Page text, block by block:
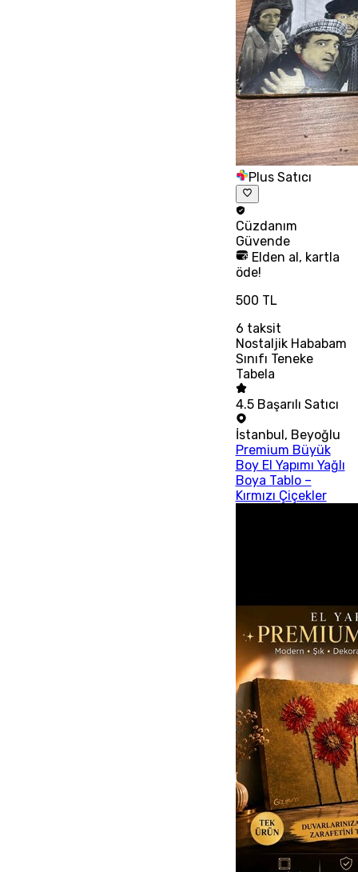
Plus Satıcı
Cüzdanım
Güvende
Elden al, kartla
öde!
500 TL
6 taksit
Nostaljik Hababam
Sınıfı Teneke
Tabela
4.5 Başarılı Satıcı
İstanbul, Beyoğlu
Premium Büyük
Boy El Yapımı Yağlı
Boya Tablo –
Kırmızı Çiçekler